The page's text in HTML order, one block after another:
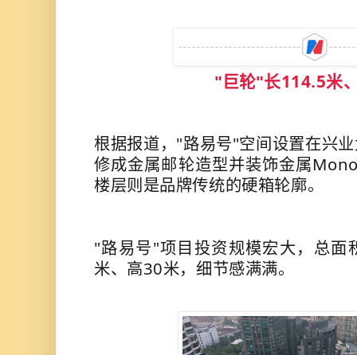
"巨轮"长114.5米
根据报道，"路易号"空间设置在兴
修成金属邮轮造型并装饰金属
楼层则是品牌传统的硬箱轮廓。
"路易号"项目投资规模宏大，总
米、高30米，细节感满满。